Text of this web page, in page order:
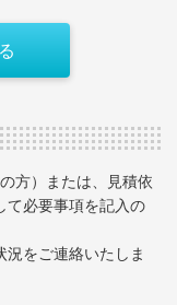
方）または、見積依
て必要事項を記入の
をご連絡いたしま